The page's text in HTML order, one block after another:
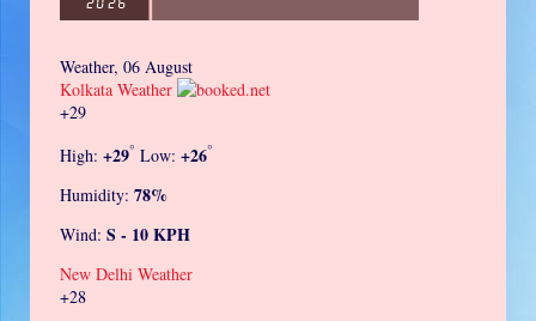
Weather, 06 August
Kolkata Weather
+29
High: +29° Low: +26°
Humidity: 78%
Wind: S - 10 KPH
New Delhi Weather
+28